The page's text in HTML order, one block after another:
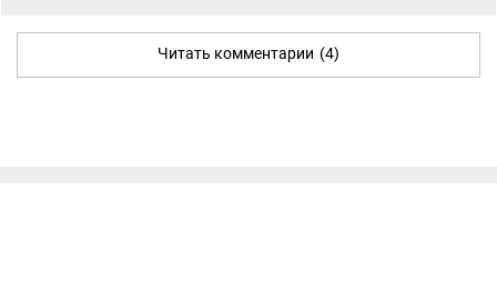
Читать комментарии (4)